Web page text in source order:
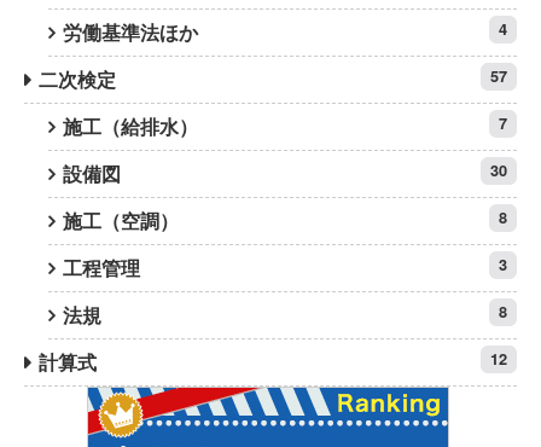
労働基準法ほか 4
二次検定 57
施工（給排水） 7
設備図 30
施工（空調） 8
工程管理 3
法規 8
計算式 12